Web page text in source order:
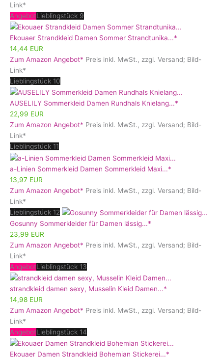
Link*
AngebotLieblingstück 9
Ekouaer Strandkleid Damen Sommer Strandtunika...*
14,44 EUR
Zum Amazon Angebot* Preis inkl. MwSt., zzgl. Versand; Bild-
Link*
Lieblingstück 10
AUSELILY Sommerkleid Damen Rundhals Knielang...*
22,99 EUR
Zum Amazon Angebot* Preis inkl. MwSt., zzgl. Versand; Bild-
Link*
Lieblingstück 11
a-Linien Sommerkleid Damen Sommerkleid Maxi...*
13,97 EUR
Zum Amazon Angebot* Preis inkl. MwSt., zzgl. Versand; Bild-
Link*
Lieblingstück 12
Gosunny Sommerkleider für Damen lässig...*
23,99 EUR
Zum Amazon Angebot* Preis inkl. MwSt., zzgl. Versand; Bild-
Link*
AngebotLieblingstück 13
strandkleid damen sexy, Musselin Kleid Damen...*
14,98 EUR
Zum Amazon Angebot* Preis inkl. MwSt., zzgl. Versand; Bild-
Link*
AngebotLieblingstück 14
Ekouaer Damen Strandkleid Bohemian Stickerei...*